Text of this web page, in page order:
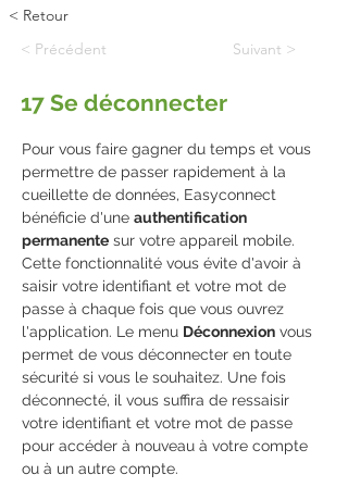
< Retour
< Précédent
Suivant >
17 Se déconnecter
Pour vous faire gagner du temps et vous
permettre de passer rapidement à la
cueillette de données, Easyconnect
bénéficie d'une authentification
permanente sur votre appareil mobile.
Cette fonctionnalité vous évite d'avoir à
saisir votre identifiant et votre mot de
passe à chaque fois que vous ouvrez
l'application. Le menu Déconnexion vous
permet de vous déconnecter en toute
sécurité si vous le souhaitez. Une fois
déconnecté, il vous suffira de ressaisir
votre identifiant et votre mot de passe
pour accéder à nouveau à votre compte
ou à un autre compte.